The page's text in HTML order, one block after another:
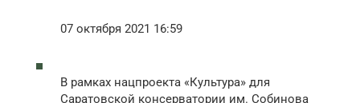
07 октября 2021 16:59
В рамках нацпроекта «Культура» для
Саратовской консерватории им. Собинова